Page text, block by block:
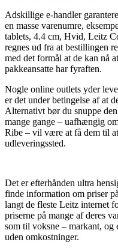
Adskillige e-handler
en masse varenumre,
tablets, 4.4 cm, Hvid, Leitz
regnes ud fra at bestillingen
med det formål at de kan nå
pakkeansatte har fyraften.
Nogle online outlets yder
er det under betingelse af at
Alternativt bør du snuppe
mange gange – uafhængig
Ribe – vil være at få dem til
udleveringssted.
Det er efterhånden ultra
finde information om priser
langt de fleste Leitz internet
priserne på mange af deres
som til voksne – markant, og
uden omkostninger.